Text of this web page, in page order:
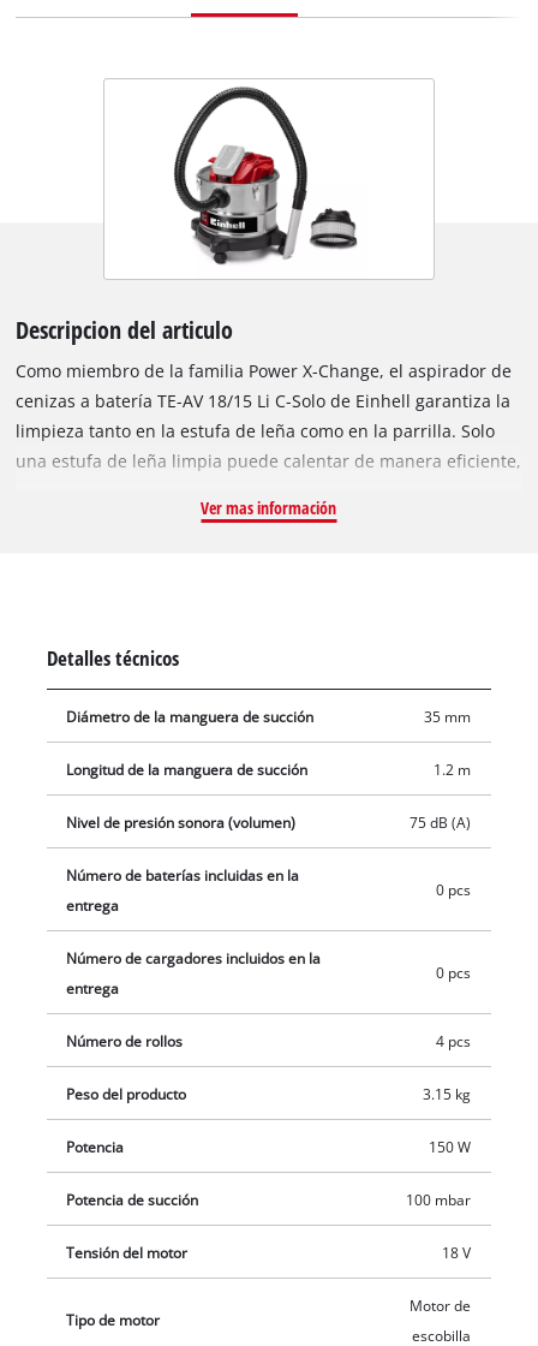
Descripcion del articulo
Como miembro de la familia Power X-Change, el aspirador de
cenizas a batería TE-AV 18/15 Li C-Solo de Einhell garantiza la
limpieza tanto en la estufa de leña como en la parrilla. Solo
una estufa de leña limpia puede calentar de manera eficiente,
cenizas, sino también de las esquinas y huecos de difícil
hasta 100 mbar se puede restaurar con solo tocar un botón.
manguera se puede cambiar a la salida de aire y se puede
utilizar la función de soplado. El aspirador de cenizas tiene
una construcción robusta gracias a la manguera de aspiración
reforzada con metal y a la boquilla de aluminio para
hendiduras. El gran contenedor de recogida con una
capacidad de 15 litros también es adecuado para un uso
extensivo, y el contenedor se puede abrir y vaciar fácilmente
giratorias y al asa de transporte integrada, el aspirador de
cenizas con batería se puede utilizar de forma flexible y móvil.
Un carrete de manguera en la carcasa del aspirador de
cenizas garantiza un almacenamiento que ahorra espacio. La
entrega es sin batería y sin cargador, estos se venden por
separado.
Ver mas información
Detalles técnicos
Diámetro de la manguera de succión 35 mm
Longitud de la manguera de succión 1.2 m
Nivel de presión sonora (volumen) 75 dB (A)
Número de baterías incluidas en la
entrega
0 pcs
Número de cargadores incluidos en la
entrega
0 pcs
Número de rollos 4 pcs
Peso del producto 3.15 kg
Potencia 150 W
Potencia de succión 100 mbar
Tensión del motor 18 V
Tipo de motor
Motor de
escobilla